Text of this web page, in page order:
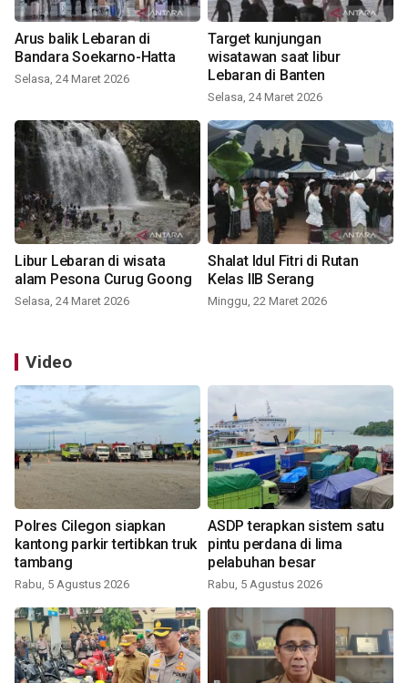
Arus balik Lebaran di
Bandara Soekarno-Hatta
Selasa, 24 Maret 2026
Target kunjungan
wisatawan saat libur
Lebaran di Banten
Selasa, 24 Maret 2026
Libur Lebaran di wisata
alam Pesona Curug Goong
Selasa, 24 Maret 2026
Shalat Idul Fitri di Rutan
Kelas IIB Serang
Minggu, 22 Maret 2026
Video
Polres Cilegon siapkan
kantong parkir tertibkan truk
tambang
Rabu, 5 Agustus 2026
ASDP terapkan sistem satu
pintu perdana di lima
pelabuhan besar
Rabu, 5 Agustus 2026